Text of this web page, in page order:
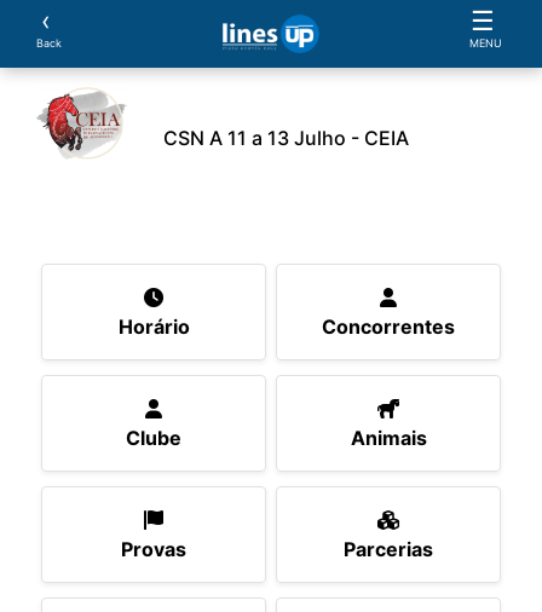
‹
Back
☰
MENU
CSN A 11 a 13 Julho - CEIA
Horário Concorrentes
Clube Animais
Provas Parcerias